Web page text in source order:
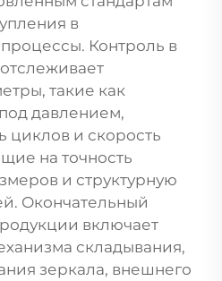
в
Контроль в
такие как
давлением,
циклов и скорость
на точность
и структурную
Окончательный
включает
складывания,
зеркала, внешнего